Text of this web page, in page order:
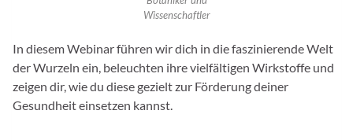
Wissenschaftler
In diesem Webinar führen wir dich in die faszinierende Welt
der Wurzeln ein, beleuchten ihre vielfältigen Wirkstoffe und
zeigen dir, wie du diese gezielt zur Förderung deiner
Gesundheit einsetzen kannst.